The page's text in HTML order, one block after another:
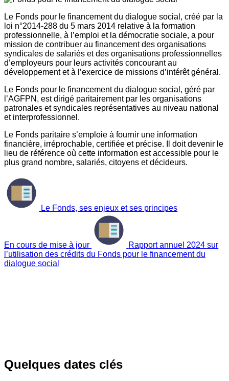
Le Fonds pour le financement du dialogue social, créé par la
loi n°2014-288 du 5 mars 2014 relative à la formation
professionnelle, à l’emploi et la démocratie sociale, a pour
mission de contribuer au financement des organisations
syndicales de salariés et des organisations professionnelles
d’employeurs pour leurs activités concourant au
développement et à l’exercice de missions d’intérêt général.
Le Fonds pour le financement du dialogue social, géré par
l’AGFPN, est dirigé paritairement par les organisations
patronales et syndicales représentatives au niveau national
et interprofessionnel.
Le Fonds paritaire s’emploie à fournir une information
financière, irréprochable, certifiée et précise. Il doit devenir le
lieu de référence où cette information est accessible pour le
plus grand nombre, salariés, citoyens et décideurs.
Le Fonds, ses enjeux et ses principes
En cours de mise à jour
Rapport annuel 2024 sur
l’utilisation des crédits du Fonds pour le financement du
dialogue social
Quelques dates clés